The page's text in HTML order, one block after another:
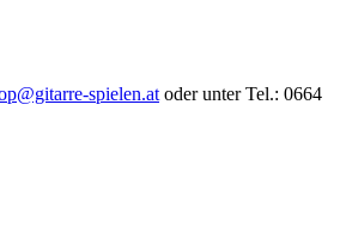
spielen.at oder unter Tel.: 0664